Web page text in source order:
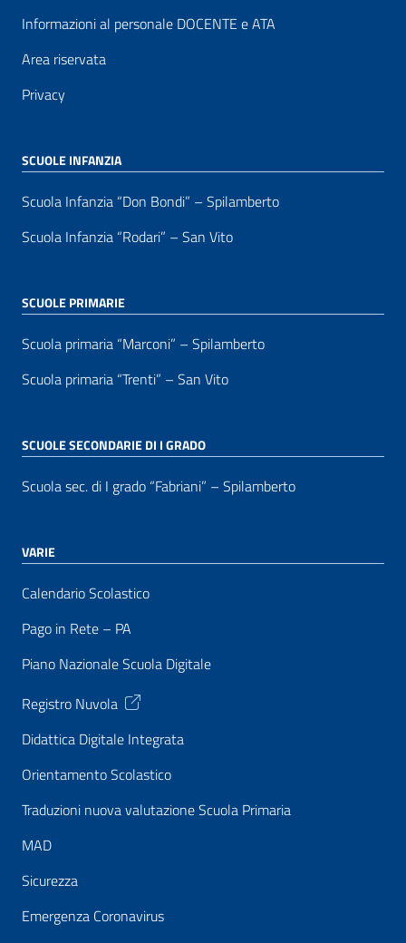
Informazioni al personale DOCENTE e ATA
Area riservata
Privacy
SCUOLE INFANZIA
Scuola Infanzia “Don Bondi” – Spilamberto
Scuola Infanzia “Rodari” – San Vito
SCUOLE PRIMARIE
Scuola primaria “Marconi” – Spilamberto
Scuola primaria “Trenti” – San Vito
SCUOLE SECONDARIE DI I GRADO
Scuola sec. di I grado “Fabriani” – Spilamberto
VARIE
Calendario Scolastico
Pago in Rete – PA
Piano Nazionale Scuola Digitale
Registro Nuvola
Didattica Digitale Integrata
Orientamento Scolastico
Traduzioni nuova valutazione Scuola Primaria
MAD
Sicurezza
Emergenza Coronavirus